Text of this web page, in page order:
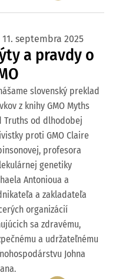
11. septembra 2025
a pravdy o
slovenský preklad
z knihy GMO Myths
Truths od dlhodobej
proti GMO Claire
profesora
genetiky
Antonioua a
a zakladateľa
organizácií
sa zdravému,
a udržateľnému
Johna